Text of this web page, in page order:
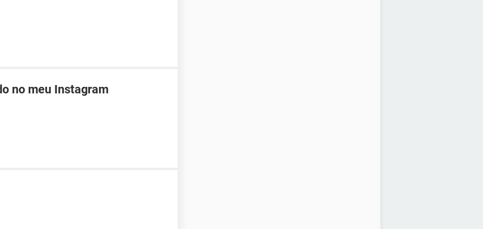
no meu Instagram